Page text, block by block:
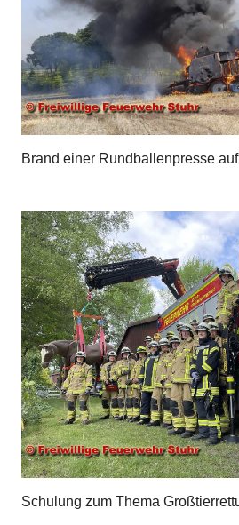
Brand einer Rundballenpresse
Schulung zum Thema